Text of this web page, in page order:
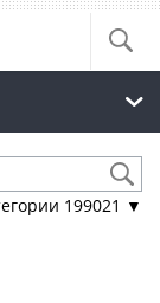
199021 ▼